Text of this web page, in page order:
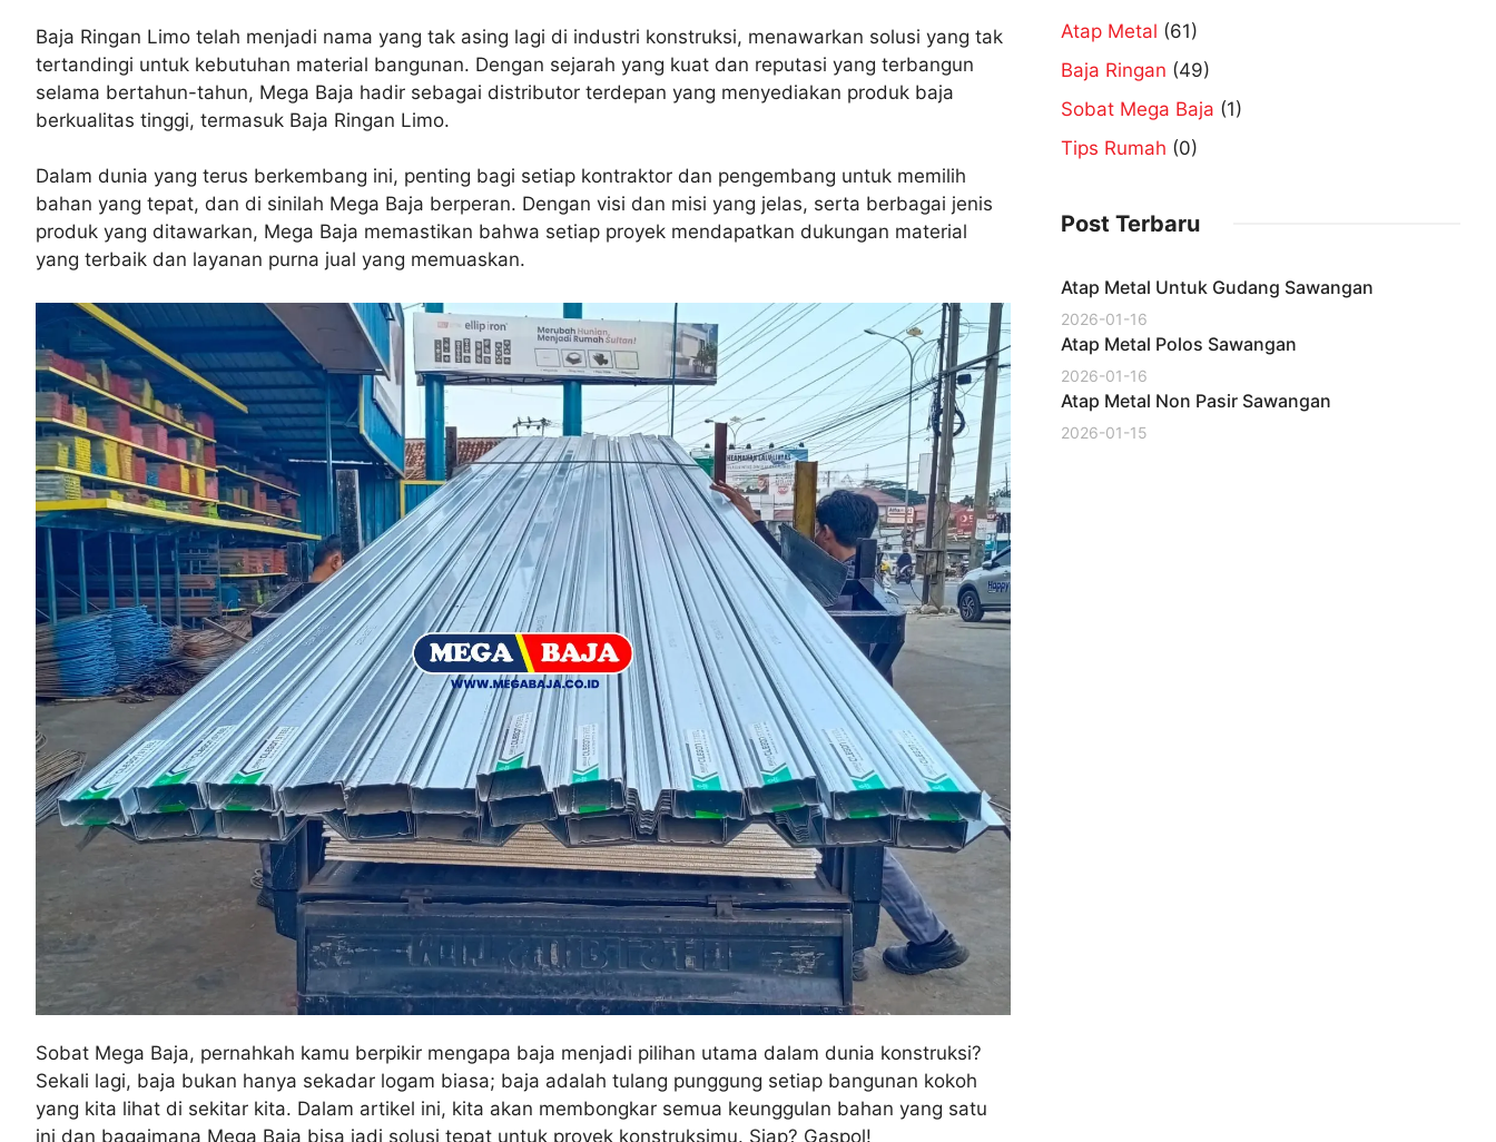
Baja Ringan Limo telah menjadi nama yang tak asing lagi di industri konstruksi, menawarkan solusi yang tak
tertandingi untuk kebutuhan material bangunan. Dengan sejarah yang kuat dan reputasi yang terbangun
selama bertahun-tahun, Mega Baja hadir sebagai distributor terdepan yang menyediakan produk baja
berkualitas tinggi, termasuk Baja Ringan Limo.
Dalam dunia yang terus berkembang ini, penting bagi setiap kontraktor dan pengembang untuk memilih
bahan yang tepat, dan di sinilah Mega Baja berperan. Dengan visi dan misi yang jelas, serta berbagai jenis
produk yang ditawarkan, Mega Baja memastikan bahwa setiap proyek mendapatkan dukungan material
yang terbaik dan layanan purna jual yang memuaskan.
Sobat Mega Baja, pernahkah kamu berpikir mengapa baja menjadi pilihan utama dalam dunia konstruksi?
Sekali lagi, baja bukan hanya sekadar logam biasa; baja adalah tulang punggung setiap bangunan kokoh
yang kita lihat di sekitar kita. Dalam artikel ini, kita akan membongkar semua keunggulan bahan yang satu
ini dan bagaimana Mega Baja bisa jadi solusi tepat untuk proyek konstruksimu. Siap? Gaspol!
Atap Metal (61)
Baja Ringan (49)
Sobat Mega Baja (1)
Tips Rumah (0)
Post Terbaru
Atap Metal Untuk Gudang Sawangan
2026-01-16
Atap Metal Polos Sawangan
2026-01-16
Atap Metal Non Pasir Sawangan
2026-01-15